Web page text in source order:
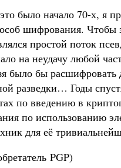
было начало 70-х, я
шифрования. Чтобы
простой поток
на неудачу любой
было бы расшифровать
разведки… Годы
по введению в
по использованию
для её
PGP)